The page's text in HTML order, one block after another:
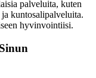
palveluita, kuten
kuntosalipalveluita.
hyvinvointiisi.